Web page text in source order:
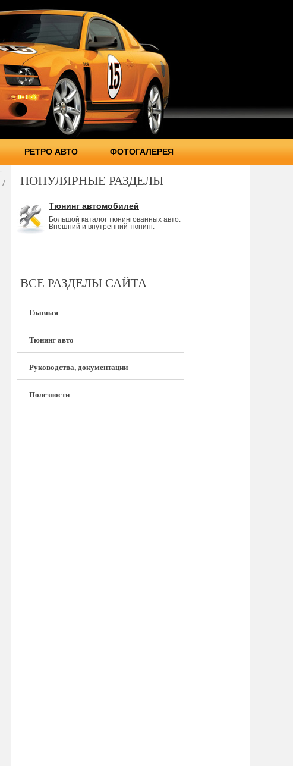
РЕТРО АВТО ФОТОГАЛЕРЕЯ
/ ПОПУЛЯРНЫЕ РАЗДЕЛЫ
Тюнинг автомобилей
Большой каталог тюнингованных авто.
Внешний и внутренний тюнинг.
ВСЕ РАЗДЕЛЫ САЙТА
Главная
Тюнинг авто
Руководства, документации
Полезности